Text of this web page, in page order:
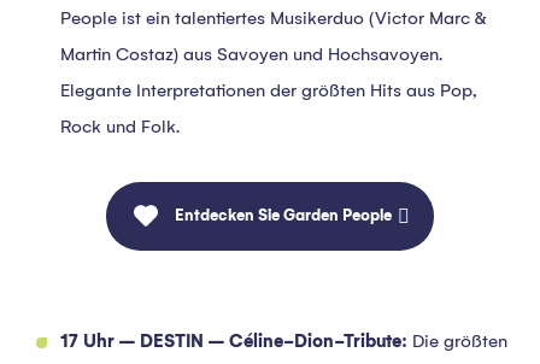
People ist ein talentiertes Musikerduo (Victor Marc &
Martin Costaz) aus Savoyen und Hochsavoyen.
Elegante Interpretationen der größten Hits aus Pop,
Rock und Folk.
Entdecken Sie Garden People
17 Uhr – DESTIN – Céline-Dion-Tribute: Die größten